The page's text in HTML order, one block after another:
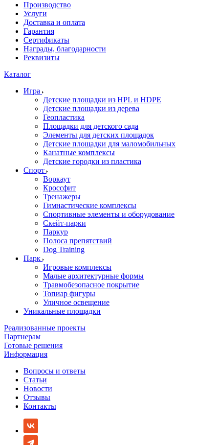
Производство
Услуги
Доставка и оплата
Гарантия
Сертификаты
Награды, благодарности
Реквизиты
Каталог
Игра
Детские площадки из HPL и HDPE
Детские площадки из дерева
Геопластика
Площадки для детского сада
Элементы для детских площадок
Детские площадки для маломобильных
Канатные комплексы
Детские городки из пластика
Спорт
Воркаут
Кроссфит
Тренажеры
Гимнастические комплексы
Спортивные элементы и оборудование
Скейт-парки
Паркур
Полоса препятствий
Dog Training
Парк
Игровые комплексы
Малые архитектурные формы
Травмобезопасное покрытие
Топиар фигуры
Уличное освещение
Уникальные площадки
Реализованные проекты
Партнерам
Готовые решения
Информация
Вопросы и ответы
Статьи
Новости
Отзывы
Контакты